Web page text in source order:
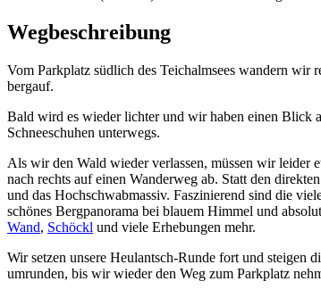
Wegbeschreibung
Vom Parkplatz südlich des Teichalmsees wandern
bergauf.
Bald wird es wieder lichter und wir haben einen Blick
Schneeschuhen unterwegs.
Als wir den Wald wieder verlassen, müssen wir leider
nach rechts auf einen Wanderweg ab. Statt den
und das Hochschwabmassiv. Faszinierend sind die
schönes Bergpanorama bei blauem Himmel und
Wand, Schöckl und viele Erhebungen mehr.
Wir setzen unsere Heulantsch-Runde fort und steigen
umrunden, bis wir wieder den Weg zum Parkplatz